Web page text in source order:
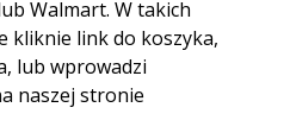
Walmart. W takich
kliknie link do koszyka,
lub wprowadzi
naszej stronie